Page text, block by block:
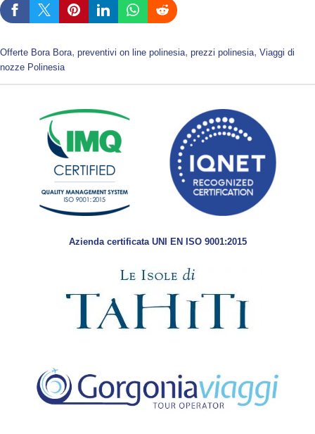
Offerte Bora Bora, preventivi on line polinesia, prezzi polinesia, Viaggi di
nozze Polinesia
Azienda certificata UNI EN ISO 9001:2015